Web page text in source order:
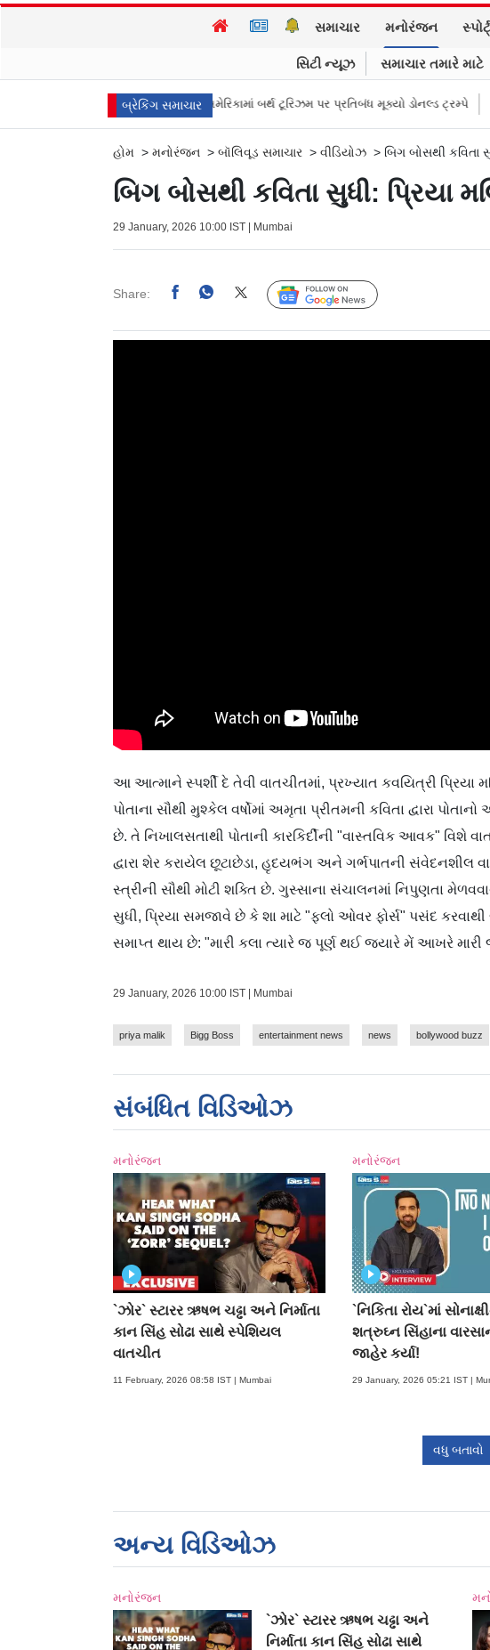
સમાચાર મનોરંજન
સિટી ન્યૂઝ સમાચાર તમારે માટે
બ્રેકિંગ સમાચાર
માની ગયા મરદ માણસોને! અમેરિકામાં બર્થ ટૂરિઝમ પર પ્રતિબંધ મૂક્યો ડોનલ્ડ ટ્રમ્પે Health
હોમ > મનોરંજન > બૉલિવૂડ સમાચાર > વીડિયોઝ > બિગ બોસથી કવિતા
બિગ બોસથી કવિતા સુધી: પ્રિયા
29 January, 2026 10:00 IST | Mumbai
Share: Follow Us
આ આત્માને સ્પર્શી દે તેવી વાતચીતમાં, પ્રખ્યાત કવયિત્રી
પોતાના સૌથી મુશ્કેલ વર્ષોમાં અમૃતા પ્રીતમની કવિતા દ્વારા
છે. તે નિખાલસતાથી પોતાની કારકિર્દીની "વાસ્તવિક આવક" વિશે
દ્વારા શેર કરાયેલ છૂટાછેડા, હૃદયભંગ અને ગર્ભપાતની સંવેદનશીલ
સ્ત્રીની સૌથી મોટી શક્તિ છે. ગુસ્સાના સંચાલનમાં નિપુણતા
સુધી, પ્રિયા સમજાવે છે કે શા માટે "ફ્લો ઓવર ફોર્સ" પસંદ
સમાપ્ત થાય છે: "મારી કલા ત્યારે જ પૂર્ણ થઈ જ્યારે મેં આખરે મારી
29 January, 2026 10:00 IST | Mumbai
priya malik Bigg Boss entertainment news news bollywood buzz
સંબંધિત વિડિઓઝ
મનોરંજન
`ઝોર` સ્ટારર ઋષભ ચઢ્ઢા અને નિર્માતા
કાન સિંહ સોઢા સાથે સ્પેશિયલ
વાતચીત
11 February, 2026 08:58 IST | Mumbai
મનોરંજન
`નિકિતા રોય`માં
શત્રુઘ્ન સિંહાના
જાહેર કર્યા!
29 January, 2026 05:21 IST |
વધુ બતાવો
અન્ય વિડિઓઝ
મનોરંજન
`ઝોર` સ્ટારર ઋષભ ચઢ્ઢા અને
નિર્માતા કાન સિંહ સોઢા સાથે